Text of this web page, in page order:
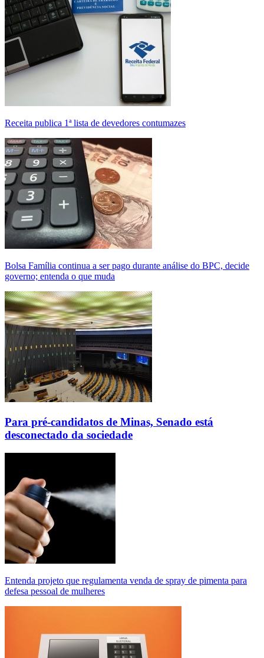
Receita publica 1ª lista de devedores contumazes
Bolsa Família continua a ser pago durante análise do BPC, decide
governo; entenda o que muda
Para pré-candidatos de Minas, Senado está
desconectado da sociedade
Entenda projeto que regulamenta venda de spray de pimenta para
defesa pessoal de mulheres